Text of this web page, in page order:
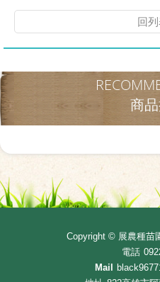
回
商
Copyright © 展農種苗
電話
Mail